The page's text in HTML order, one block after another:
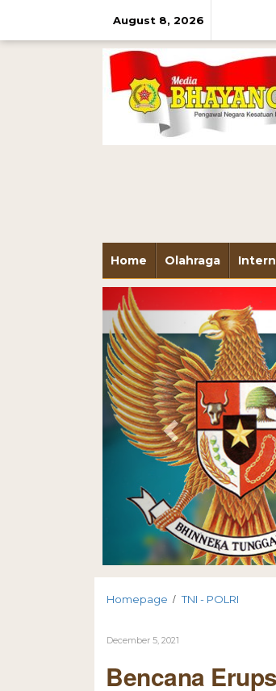
August 8, 2026
Home Olahraga
Homepage / TNI - POLRI
December 5, 2021
Bencana